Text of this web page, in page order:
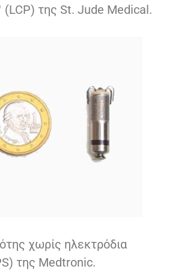
της St. Jude Medical.
χωρίς ηλεκτρόδια
της Medtronic.